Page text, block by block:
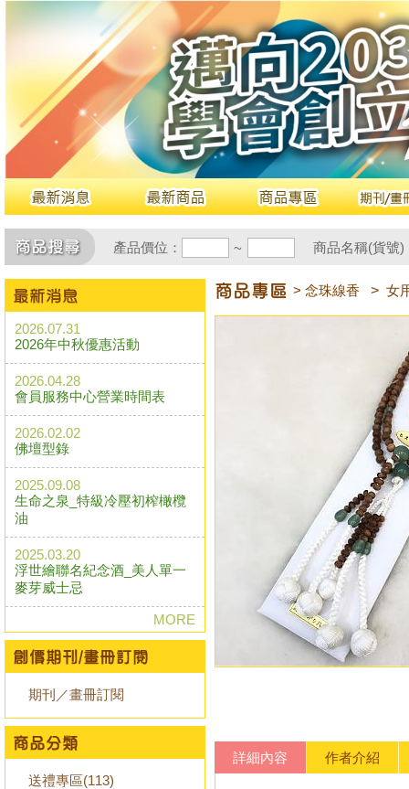
產品價位： ~ 商品名稱(貨號
2026.07.31
2026年中秋優惠活動
2026.04.28
會員服務中心營業時間表
2026.02.02
佛壇型錄
2025.09.08
生命之泉_特級冷壓初榨橄欖
油
2025.03.20
浮世繪聯名紀念酒_美人單一
麥芽威士忌
MORE
期刊／畫冊訂閱
送禮專區(113)
> 念珠線香 > 女
詳細內容 作者介紹